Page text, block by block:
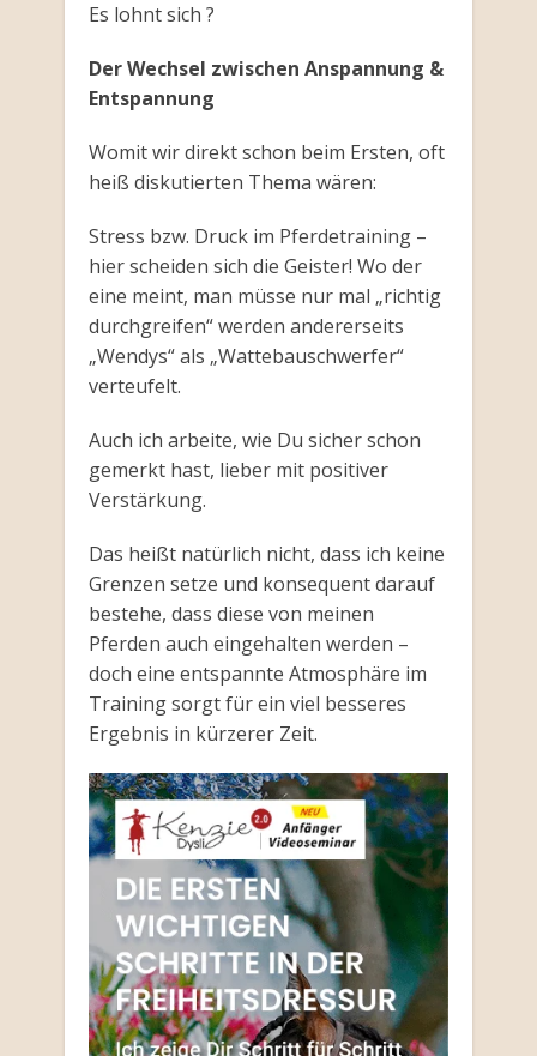
Es lohnt sich ?
Der Wechsel zwischen Anspannung &
Entspannung
Womit wir direkt schon beim Ersten, oft
heiß diskutierten Thema wären:
Stress bzw. Druck im Pferdetraining –
hier scheiden sich die Geister! Wo der
eine meint, man müsse nur mal „richtig
durchgreifen“ werden andererseits
„Wendys“ als „Wattebauschwerfer“
verteufelt.
Auch ich arbeite, wie Du sicher schon
gemerkt hast, lieber mit positiver
Verstärkung.
Das heißt natürlich nicht, dass ich keine
Grenzen setze und konsequent darauf
bestehe, dass diese von meinen
Pferden auch eingehalten werden –
doch eine entspannte Atmosphäre im
Training sorgt für ein viel besseres
Ergebnis in kürzerer Zeit.